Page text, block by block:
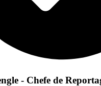
- Chefe de